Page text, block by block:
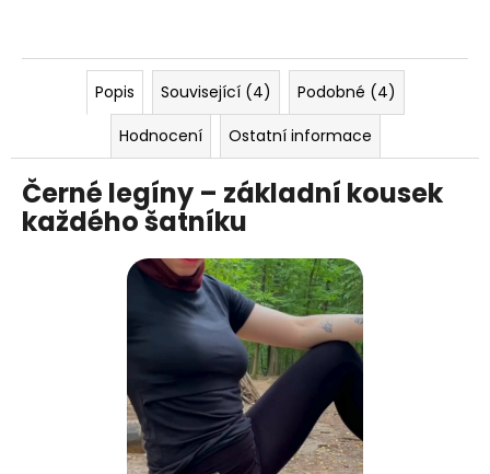
Popis Související (4)
Podobné (4)
Hodnocení
Ostatní informace
Černé legíny – základní kousek
každého šatníku